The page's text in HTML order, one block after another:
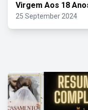
Virgem Aos 18
25 September 2024